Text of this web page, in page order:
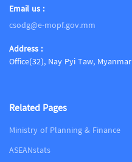
Email us :
csodg@e-mopf.gov.mm
Address :
Office(32), Nay Pyi Taw, Myanmar
Related Pages
Ministry of Planning & Finance
ASEANstats